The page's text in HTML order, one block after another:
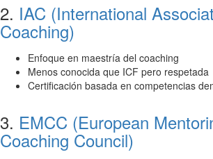
2. IAC (International
Coaching)
Enfoque en maestría del coaching
Menos conocida que ICF pero respetada
Certificación basada en competencias
3. EMCC (European
Coaching Council)